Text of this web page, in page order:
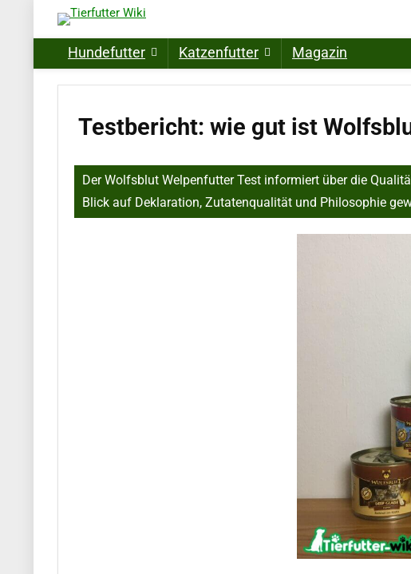
Hundefutter Katzenfutter Magazin
Testbericht: wie gut ist
Der Wolfsblut Welpenfutter Test informiert über die
Blick auf Deklaration, Zutatenqualität und Philosophie